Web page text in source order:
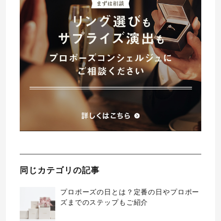
同じカテゴリの記事
プロポーズの日とは？定番の日やプロポー
ズまでのステップもご紹介